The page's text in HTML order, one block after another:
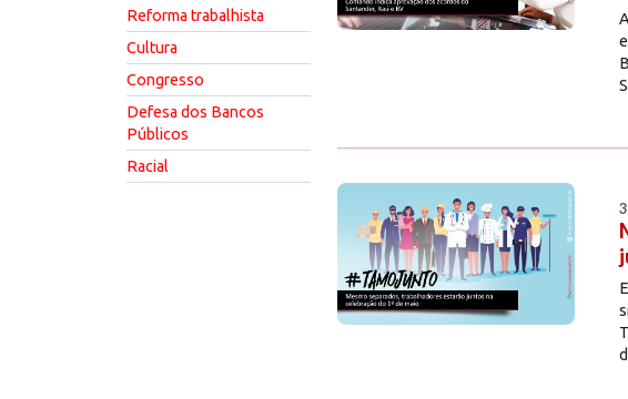
Reforma trabalhista
Cultura
Congresso
Defesa dos Bancos
Públicos
Racial